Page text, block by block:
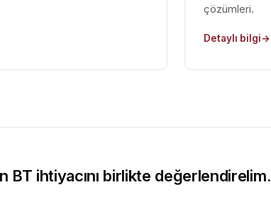
çözümleri.
Detaylı bilgi
BT ihtiyacını birlikte değerlendirelim.